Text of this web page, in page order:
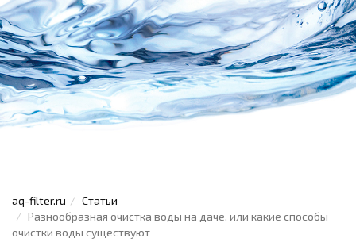
aq-filter.ru
Статьи
Разнообразная очистка воды на даче, или какие способы
очистки воды существуют